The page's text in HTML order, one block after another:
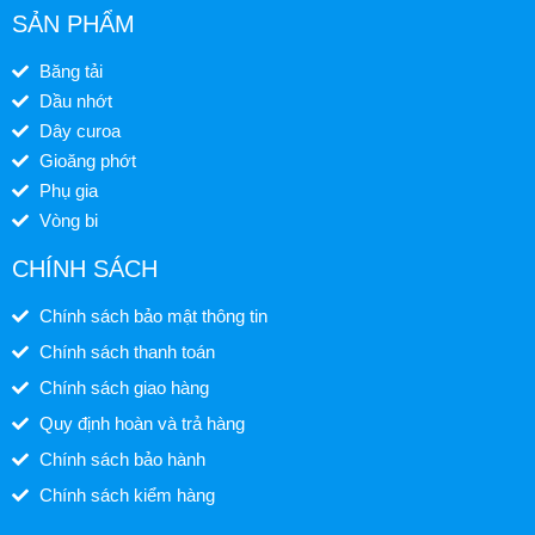
SẢN PHẨM
Băng tải
Dầu nhớt
Dây curoa
Gioăng phớt
Phụ gia
Vòng bi
CHÍNH SÁCH
Chính sách bảo mật thông tin
Chính sách thanh toán
Chính sách giao hàng
Quy định hoàn và trả hàng
Chính sách bảo hành
Chính sách kiểm hàng